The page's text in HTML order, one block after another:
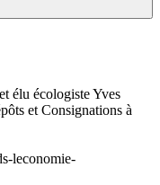
élu écologiste Yves
et Consignations à
leconomie-